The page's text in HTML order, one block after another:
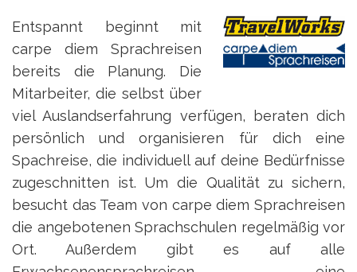
Entspannt beginnt mit
carpe diem Sprachreisen
bereits die Planung. Die
Mitarbeiter, die selbst über
viel Auslandserfahrung verfügen, beraten dich
persönlich und organisieren für dich eine
Spachreise, die individuell auf deine Bedürfnisse
zugeschnitten ist. Um die Qualität zu sichern,
besucht das Team von carpe diem Sprachreisen
die angebotenen Sprachschulen regelmäßig vor
Ort. Außerdem gibt es auf alle